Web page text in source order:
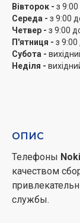
Вівторок - з
Середа - з 9:00
Четвер - з 9:00
П'ятниця - з 9:00
Субота -
Неділя -
ОПИС
Телефоны
качеством
службы.